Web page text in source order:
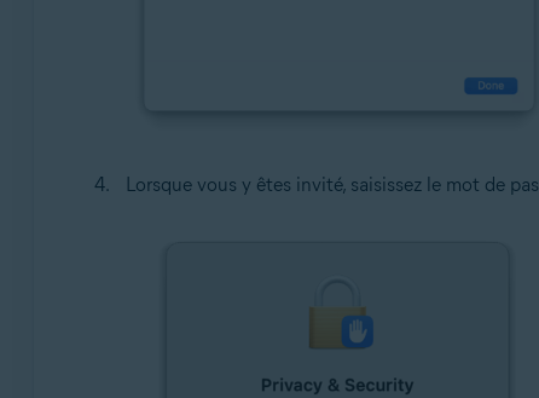
Lorsque vous y êtes invité, saisissez le mot de